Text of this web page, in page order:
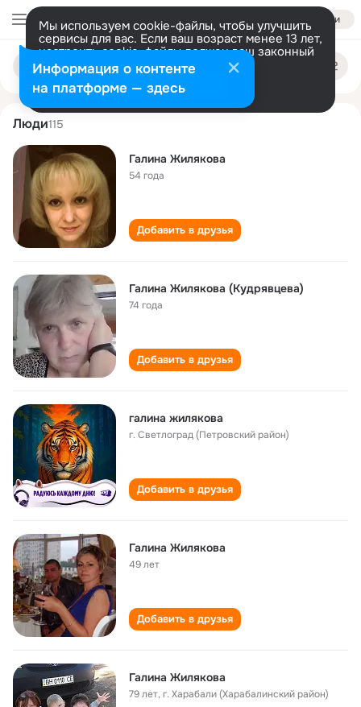
Войти
Мы используем cookie-файлы, чтобы улучшить
сервисы для вас. Если ваш возраст менее 13 лет,
настроить cookie-файлы должен ваш законный
представитель. Больше информации
Разрешить все Настроить
Поиск
людям
galina zhilyakova
Люди115
Галина Жилякова
54 года
Добавить в друзья
Галина Жилякова (Кудрявцева)
74 года
Добавить в друзья
галина жилякова
г. Светлоград (Петровский район)
Добавить в друзья
Галина Жилякова
49 лет
Добавить в друзья
Галина Жилякова
79 лет,г. Харабали (Харабалинский район)
Информация о контенте
на платформе — здесь